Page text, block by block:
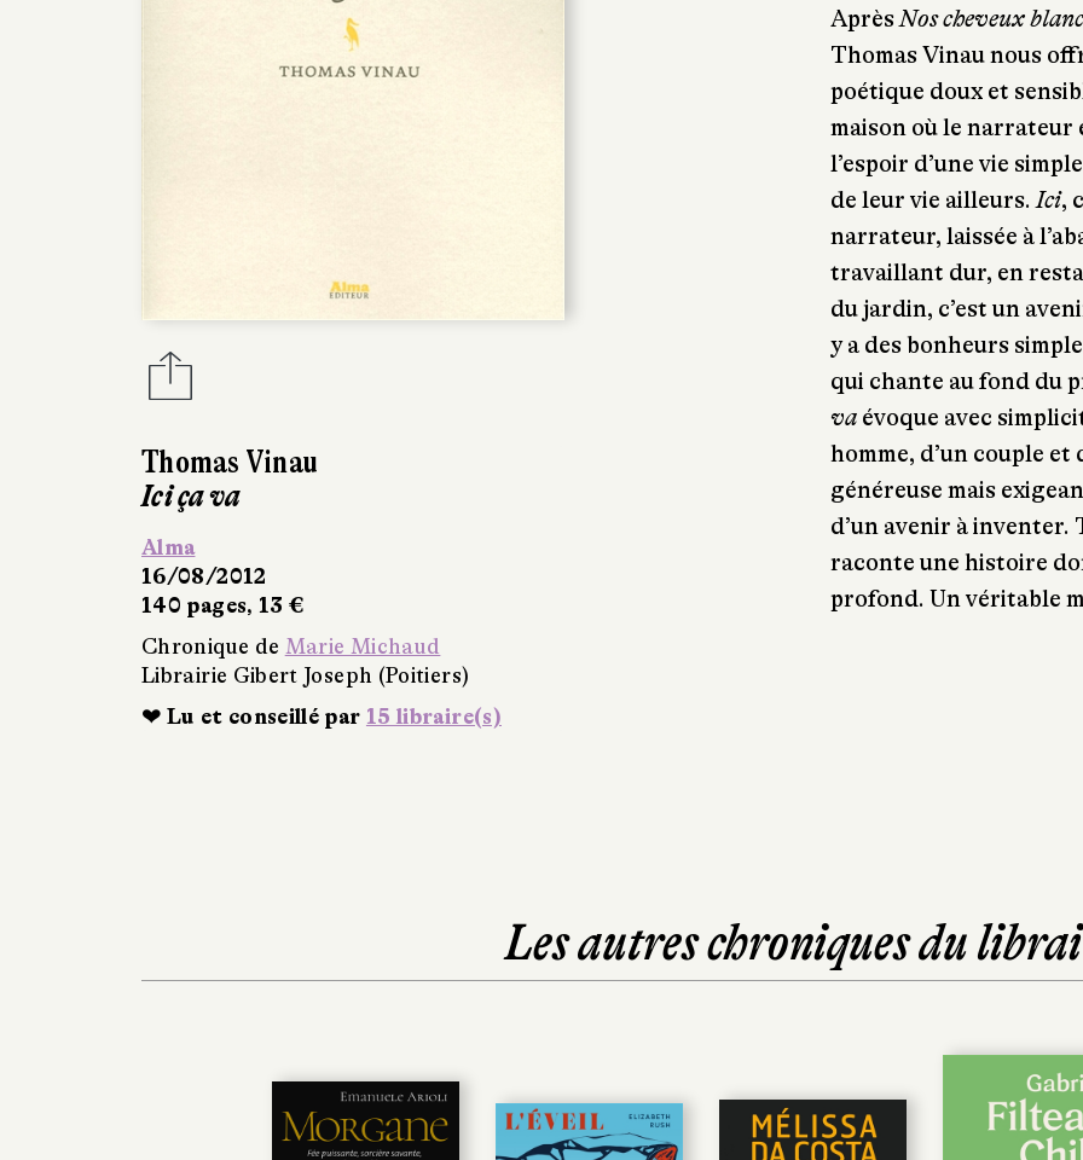
Thomas Vinau
Ici ça va
Alma
16/08/2012
140 pages, 13 €
Chronique de Marie Michaud
Librairie Gibert Joseph (Poitiers)
❤ Lu et conseillé par 15 libraire(s)
AprèsNos cheveux
Thomas Vinau nous
poétique doux et
maison où le narrateur
l’espoir d’une vie
de leur vie ailleurs.Ici,
narrateur, laissée à
travaillant dur, en
du jardin, c’est un
y a des bonheurs
qui chante au fond du
va évoque avec
homme, d’un couple et
généreuse mais
d’un avenir à inventer.
raconte une histoire
profond. Un véritable
Les autres chroniques du